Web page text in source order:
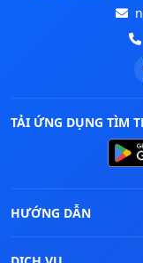
TẢI ỨNG DỤNG TÌM
HƯỚNG DẪN